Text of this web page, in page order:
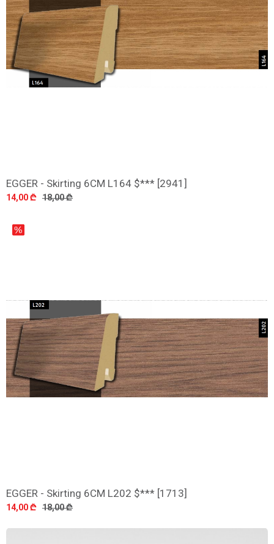
დამატება
EGGER - Skirting 6CM L164 $*** [2941]
14,00 ₾ 18,00 ₾
დამატება
EGGER - Skirting 6CM L202 $*** [1713]
14,00 ₾ 18,00 ₾